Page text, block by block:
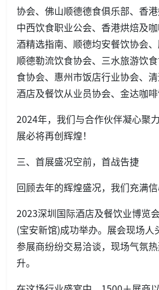
协会、佛山顺德德食俱乐部、香
中西饮食职业公会、香港烘焙及
酒精选指南、顺德均安餐饮协会、
顺德勒流饮食协会、三水旅游饮
食协会、惠州市饭店行业协会、
酒店及餐饮从业员协会、金达咖
2024年，我们与合作伙伴凝心聚
展必将再创辉煌！
三、首展盛况空前，首战告捷
回顾去年的辉煌盛况，我们充满信
2023深圳国际酒店及餐饮业博览
(宝安新馆)成功举办。展会现场人
参展商纷纷交易洽谈，现场气氛
升。